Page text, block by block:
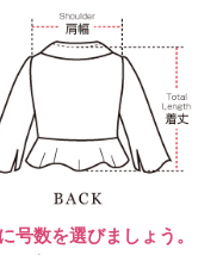
号数を選びましょう。